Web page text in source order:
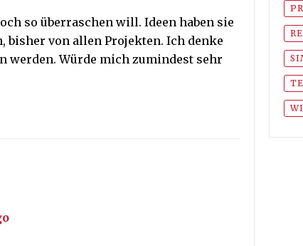
so überraschen will. Ideen haben sie
von allen Projekten. Ich denke
werden. Würde mich zumindest sehr